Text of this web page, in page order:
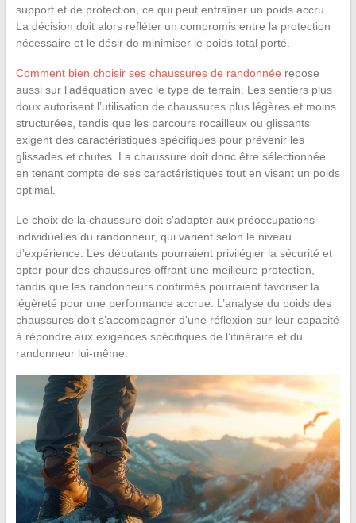
support et de protection, ce qui peut entraîner un poids accru.
La décision doit alors refléter un compromis entre la protection
nécessaire et le désir de minimiser le poids total porté.
Comment bien choisir ses chaussures de randonnée repose
aussi sur l’adéquation avec le type de terrain. Les sentiers plus
doux autorisent l’utilisation de chaussures plus légères et moins
structurées, tandis que les parcours rocailleux ou glissants
exigent des caractéristiques spécifiques pour prévenir les
glissades et chutes. La chaussure doit donc être sélectionnée
en tenant compte de ses caractéristiques tout en visant un poids
optimal.
Le choix de la chaussure doit s’adapter aux préoccupations
individuelles du randonneur, qui varient selon le niveau
d’expérience. Les débutants pourraient privilégier la sécurité et
opter pour des chaussures offrant une meilleure protection,
tandis que les randonneurs confirmés pourraient favoriser la
légèreté pour une performance accrue. L’analyse du poids des
chaussures doit s’accompagner d’une réflexion sur leur capacité
à répondre aux exigences spécifiques de l’itinéraire et du
randonneur lui-même.